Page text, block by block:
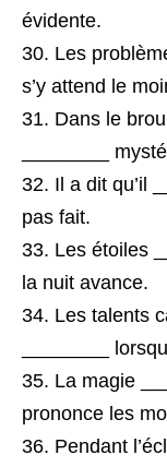
évidente.
Les
s’y attend le
Dans le
________
Il a dit qu’il
pas fait.
Les étoiles
la nuit avance.
Les talents
________
La magie
prononce les
Pendant